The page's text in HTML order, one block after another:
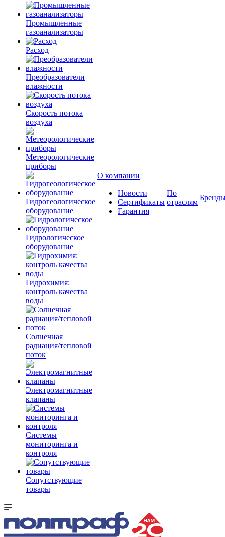
Промышленные
газоанализаторы
Расход
Преобразователи
влажности
Скорость потока
воздуха
Метеорологические
приборы
Гидрогеологическое
оборудование
Гидрологическое
оборудование
Гидрохимия:
контроль качества
воды
Солнечная
радиация/тепловой
поток
Электромагнитные
клапаны
Системы
мониторинга и
контроля
Сопутствующие
товары
О компании
Новости
Сертификаты
Гарантия
По
отраслям